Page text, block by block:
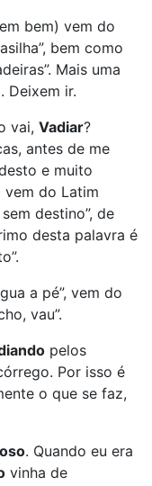
bem) vem do
bem como
Mais uma
Deixem ir.
vai, Vadiar?
antes de me
e muito
vem do Latim
destino”, de
desta palavra é
a pé”, vem do
vau”.
pelos
Por isso é
o que se faz,
. Quando eu era
vinha de